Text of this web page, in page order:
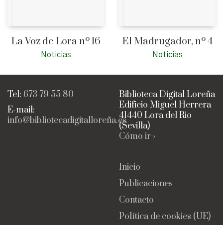
La Voz de Lora nº 16
Noticias
El Madrugador, nº 4
Noticias
Tel: 673 79 55 80
E-mail:
info@bibliotecadigitalloreña.es
Biblioteca Digital Loreña
Edificio Miguel Herrera
41440 Lora del Rio
(Sevilla)
Cómo ir ›
Inicio
Publicaciones
Contacto
Política de cookies (UE)